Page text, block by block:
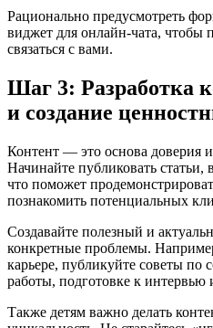
Рационально предусмотреть
виджет для онлайн-чата, чтобы
связаться с вами.
Шаг 3: Разработка
и создание
Контент — это основа доверия
Начинайте публиковать
что поможет
познакомить потенциальных
Создавайте полезный и
конкретные проблемы.
карьере, публикуйте советы по
работы, подготовке к интервью
Также детям важно делать